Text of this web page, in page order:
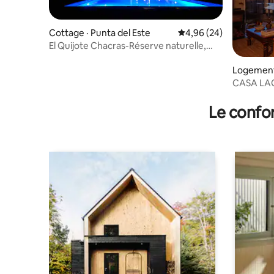
Cottage · Punta del Este Note moyenne de
4,96 (24)
El Quijote Chacras-Réserve naturelle,
CASA
Le